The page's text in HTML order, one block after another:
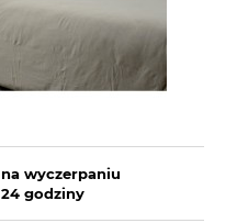
na wyczerpaniu
24 godziny